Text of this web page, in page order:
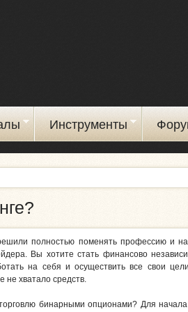
Инструменты
полностью поменять профессию и
Вы хотите стать финансово
на себя и осуществить все свои
не хватало средств.
бинарными опционами? Для